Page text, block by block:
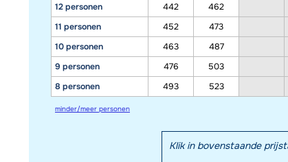
12 personen
11 personen
10 personen
9 personen
8 personen
442
462
452
473
463
487
476
503
493
523
minder/meer personen
Klik in bovenstaande